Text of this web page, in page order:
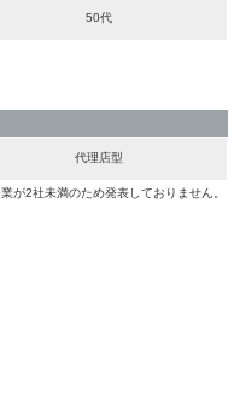
50代
代理店型
が2社未満のため発表しておりません。